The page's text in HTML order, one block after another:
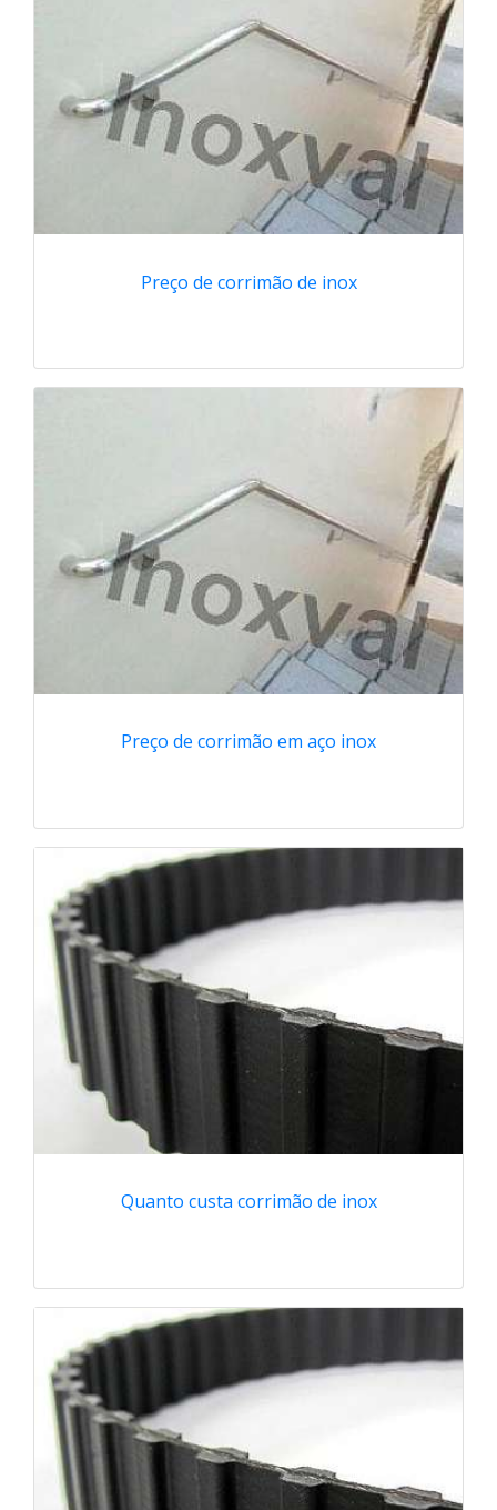
Preço de corrimão de inox
Preço de corrimão em aço inox
Quanto custa corrimão de inox